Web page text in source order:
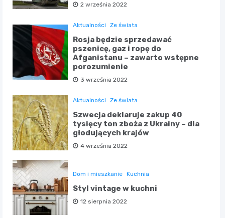
2 września 2022
Aktualności Ze świata
Rosja będzie sprzedawać
pszenicę, gaz i ropę do
Afganistanu – zawarto wstępne
porozumienie
3 września 2022
Aktualności Ze świata
Szwecja deklaruje zakup 40
tysięcy ton zboża z Ukrainy – dla
głodujących krajów
4 września 2022
Dom i mieszkanie Kuchnia
Styl vintage w kuchni
12 sierpnia 2022